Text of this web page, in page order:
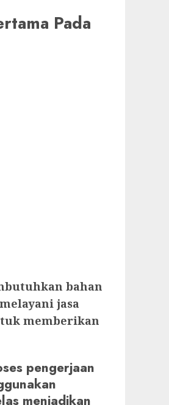
Pada
bahan
jasa
memberikan
pengerjaan
menjadikan